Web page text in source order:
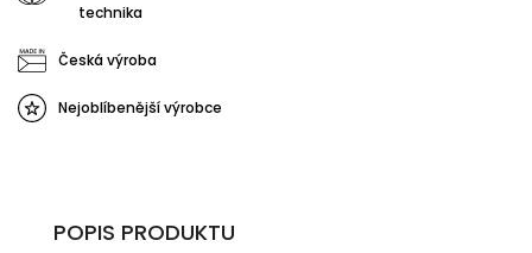
technika
Česká výroba
Nejoblíbenější výrobce
POPIS PRODUKTU